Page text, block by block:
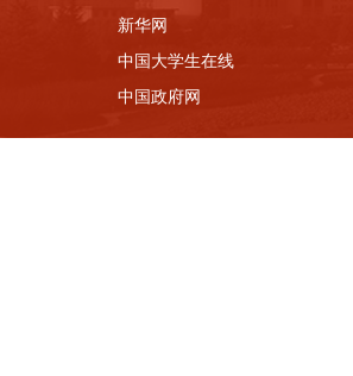
新华网
中国大学生在线
中国政府网